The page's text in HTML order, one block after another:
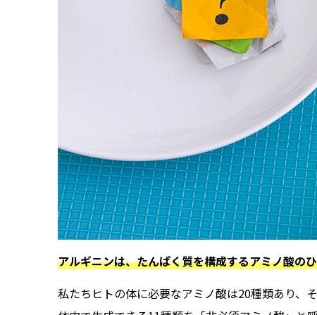
アルギニンは、たんぱく質を構成するアミノ酸の
私たちヒトの体に必要なアミノ酸は20種類あり、